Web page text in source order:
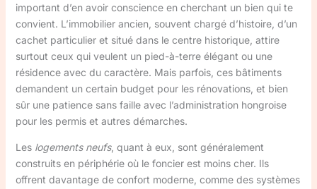
important d’en avoir conscience en cherchant un bien qui te
convient. L’immobilier ancien, souvent chargé d’histoire, d’un
cachet particulier et situé dans le centre historique, attire
surtout ceux qui veulent un pied-à-terre élégant ou une
résidence avec du caractère. Mais parfois, ces bâtiments
demandent un certain budget pour les rénovations, et bien
sûr une patience sans faille avec l’administration hongroise
pour les permis et autres démarches.
Les logements neufs, quant à eux, sont généralement
construits en périphérie où le foncier est moins cher. Ils
offrent davantage de confort moderne, comme des systèmes